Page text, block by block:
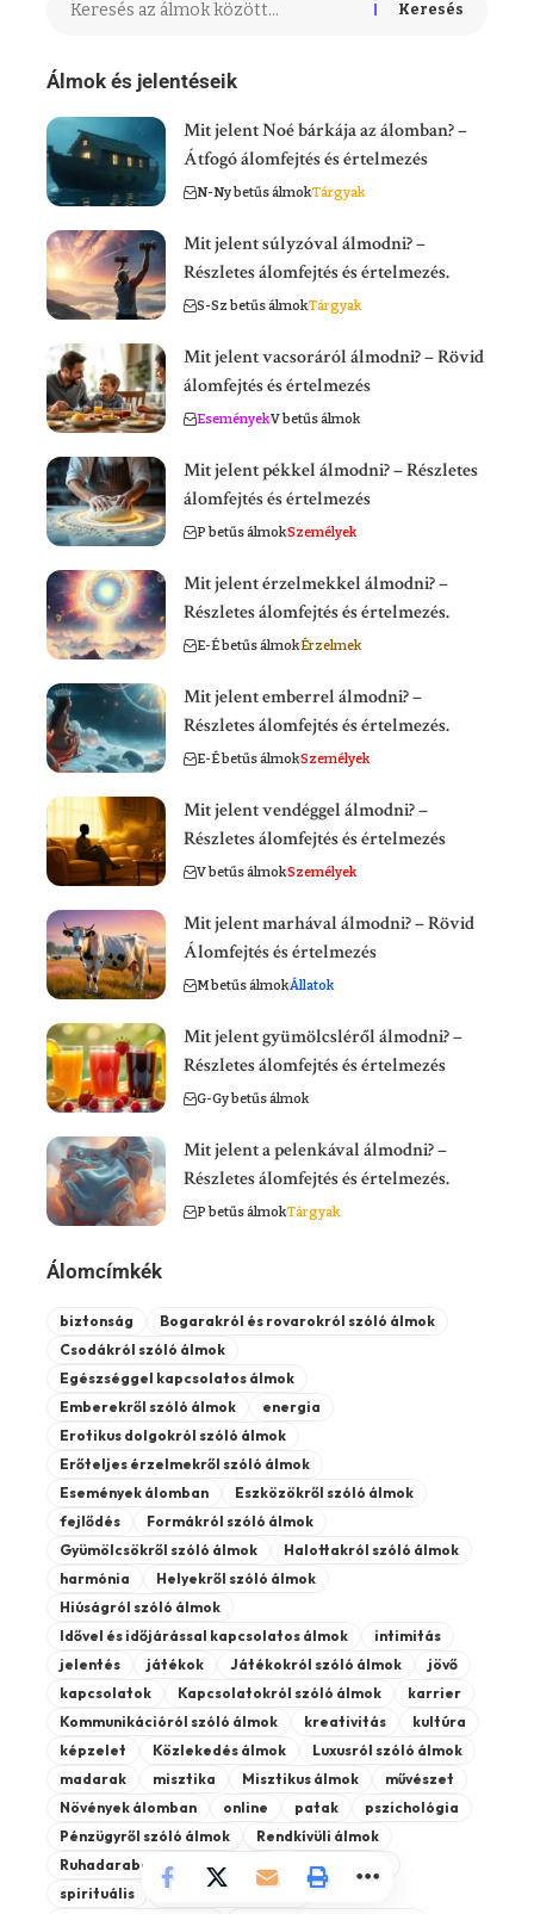
Keresés
Álmok és jelentéseik
Mit jelent Noé bárkája az álomban? –
Átfogó álomfejtés és értelmezés
N-Ny betűs álmokTárgyak
Mit jelent súlyzóval álmodni? –
Részletes álomfejtés és értelmezés.
S-Sz betűs álmokTárgyak
Mit jelent vacsoráról álmodni? – Rövid
álomfejtés és értelmezés
EseményekV betűs álmok
Mit jelent pékkel álmodni? – Részletes
álomfejtés és értelmezés
P betűs álmokSzemélyek
Mit jelent érzelmekkel álmodni? –
Részletes álomfejtés és értelmezés.
E-É betűs álmokÉrzelmek
Mit jelent emberrel álmodni? –
Részletes álomfejtés és értelmezés.
E-É betűs álmokSzemélyek
Mit jelent vendéggel álmodni? –
Részletes álomfejtés és értelmezés
V betűs álmokSzemélyek
Mit jelent marhával álmodni? – Rövid
Álomfejtés és értelmezés
M betűs álmokÁllatok
Mit jelent gyümölcsléről álmodni? –
Részletes álomfejtés és értelmezés
G-Gy betűs álmok
Mit jelent a pelenkával álmodni? –
Részletes álomfejtés és értelmezés.
P betűs álmokTárgyak
Álomcímkék
biztonság
Bogarakról és rovarokról szóló álmok
Csodákról szóló álmok
Egészséggel kapcsolatos álmok
Emberekről szóló álmok
energia
Erotikus dolgokról szóló álmok
Erőteljes érzelmekről szóló álmok
Események álomban
Eszközökről szóló álmok
fejlődés
Formákról szóló álmok
Gyümölcsökről szóló álmok
Halottakról szóló álmok
harmónia
Helyekről szóló álmok
Hiúságról szóló álmok
Idővel és időjárással kapcsolatos álmok
intimitás
jelentés
játékok Játékokról szóló álmok
jövő
kapcsolatok
Kapcsolatokról szóló álmok
karrier
Kommunikációról szóló álmok
kreativitás
kultúra
képzelet
Közlekedés álmok
Luxusról szóló álmok
madarak
misztika Misztikus álmok
művészet
Növények álomban
online patak
pszichológia
Pénzügyről szóló álmok
Rendkívüli álmok
Ruhadarabokról szóló álmok
spiritualitás
spirituális
spirituális jelentés